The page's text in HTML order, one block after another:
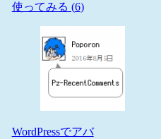
使ってみる (6)
WordPressでアバ